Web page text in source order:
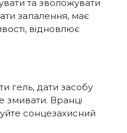
та зволожувати
запалення, має
відновлює
гель, дати засобу
змивати. Вранці
сонцезахисний